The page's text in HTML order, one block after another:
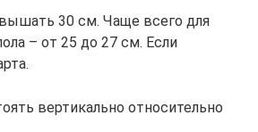
30 см. Чаще всего для
– от 25 до 27 см. Если
вертикально относительно